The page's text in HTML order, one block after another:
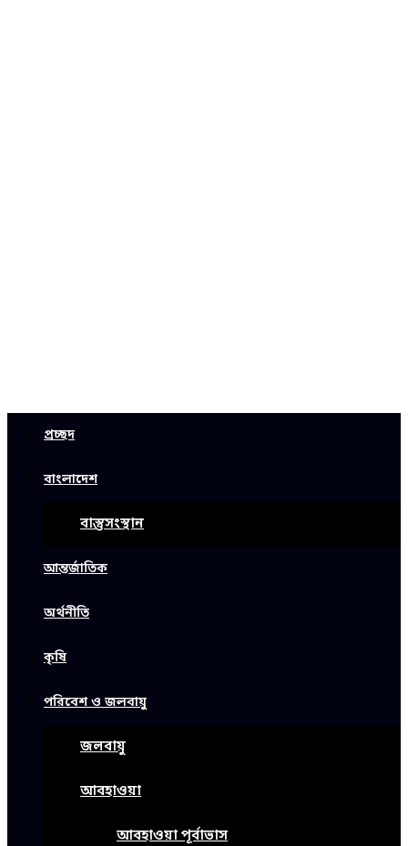
প্রচ্ছদ
বাংলাদেশ
বাস্তুসংস্থান
আন্তর্জাতিক
অর্থনীতি
কৃষি
পরিবেশ ও জলবায়ু
জলবায়ু
আবহাওয়া
আবহাওয়া পূর্বাভাস